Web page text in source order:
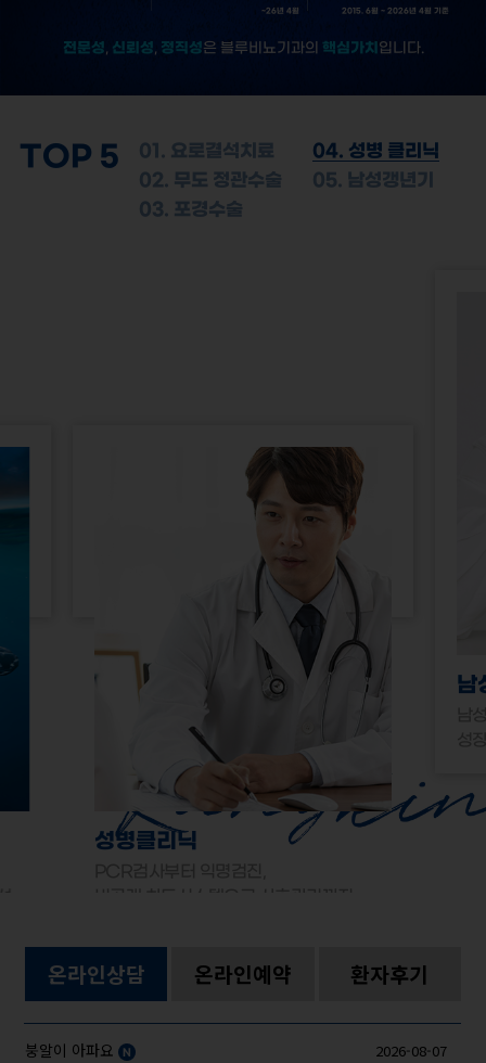
~26년 4월 2015. 6월 ~ 2026년 4월 기준
전문성, 신뢰성 , 정직성은 블루비뇨기과의 핵심가치 입니다.
TOP 5
01. 요로결석치료
02. 무도 정관수술
03. 포경수술
04. 성병 클리닉
05. 남성갱년기
성병클리닉
남
온라인상담 온라인예약 환자후기
붕알이 아파요 2026-08-07